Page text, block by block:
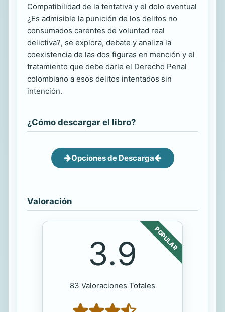
Compatibilidad de la tentativa y el dolo eventual
¿Es admisible la punición de los delitos no
consumados carentes de voluntad real
delictiva?, se explora, debate y analiza la
coexistencia de las dos figuras en mención y el
tratamiento que debe darle el Derecho Penal
colombiano a esos delitos intentados sin
intención.
¿Cómo descargar el libro?
Opciones de Descarga
Valoración
POPULAR
3.9
83 Valoraciones Totales